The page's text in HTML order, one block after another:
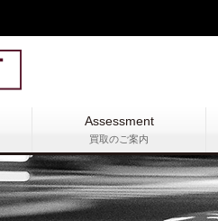
Assessment
買取のご案内